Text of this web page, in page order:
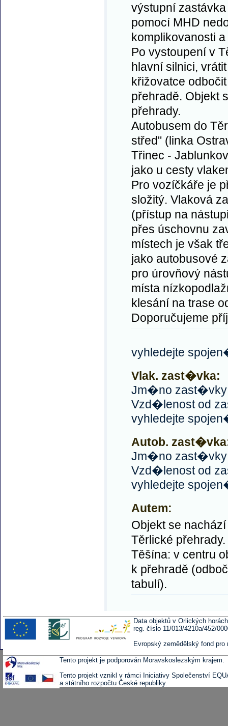
výstupní
pomocí MHD
komplikovanosti
Po vystoupení v
hlavní silnici,
křižovatce
přehradě. Objekt
přehrady.
Autobusem do
střed" (linka
Třinec -
jako u cesty
Pro vozíčkáře je
složitý. Vlaková
(přístup na
přes úschovnu
místech je však
jako autobusové
pro úrovňový
místa
klesání na trase
Doporučujeme
vyhledejte
Vlak. zast�vka:
Jm�no
Vzd�lenost od
vyhledejte
Autob.
Jm�no
Vzd�lenost od
vyhledejte
Autem:
Objekt se
Těrlické
Těšína: v centru
k přehradě
tabulí).
Data objektů v Orlických
reg. číslo 11/013/4210a/452/
Evropský zemědělský fond
Tento projekt je podporován Moravskoslezským krajem.
Tento projekt vznikl v rámci Iniciativy Společenství
a státního rozpočtu České republiky.